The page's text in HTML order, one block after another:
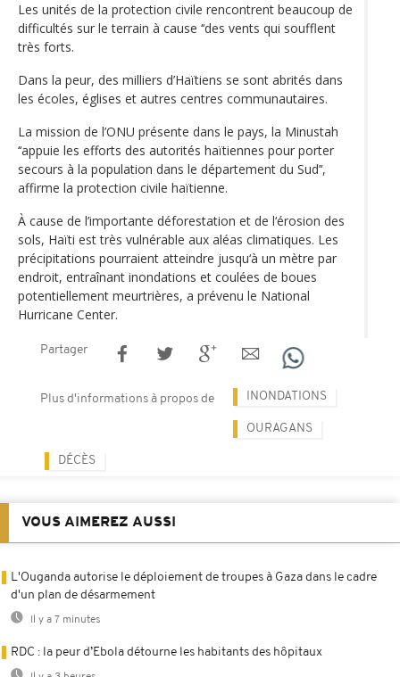
Les unités de la protection civile rencontrent beaucoup de
difficultés sur le terrain à cause ‘‘des vents qui soufflent
très forts.
Dans la peur, des milliers d’Haïtiens se sont abrités dans
les écoles, églises et autres centres communautaires.
La mission de l’ONU présente dans le pays, la Minustah
‘‘appuie les efforts des autorités haïtiennes pour porter
secours à la population dans le département du Sud’‘,
affirme la protection civile haïtienne.
À cause de l’importante déforestation et de l‘érosion des
sols, Haïti est très vulnérable aux aléas climatiques. Les
précipitations pourraient atteindre jusqu‘à un mètre par
endroit, entraînant inondations et coulées de boues
potentiellement meurtrières, a prévenu le National
Hurricane Center.
Partager
Plus d'informations à propos de INONDATIONS
OURAGANS
DÉCÈS
VOUS AIMEREZ AUSSI
L'Ouganda autorise le déploiement de troupes à Gaza dans le cadre
d'un plan de désarmement
Il y a 7 minutes
RDC : la peur d’Ebola détourne les habitants des hôpitaux